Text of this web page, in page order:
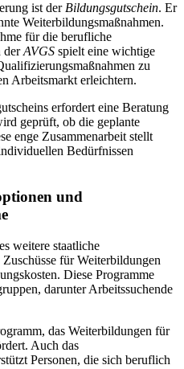
ist der Bildungsgutschein. Er
Weiterbildungsmaßnahmen.
für die berufliche
derAVGS spielt eine wichtige
zu
Arbeitsmarkt erleichtern.
erfordert eine Beratung
geprüft, ob die geplante
enge Zusammenarbeit stellt
Bedürfnissen
und
weitere staatliche
für Weiterbildungen
Diese Programme
darunter Arbeitssuchende
das Weiterbildungen für
Auch das
Personen, die sich beruflich